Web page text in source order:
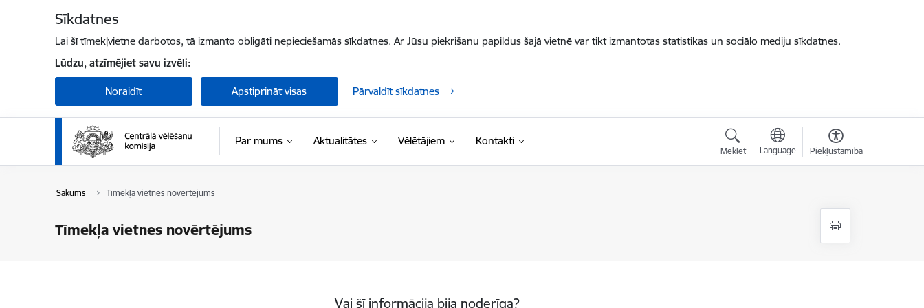
Sīkdatnes
Lai šī tīmekļvietne darbotos, tā izmanto obligāti nepieciešamās sīkdatnes. Ar Jūsu piekrišanu papildus šajā vietnē var tikt izmantotas statistikas un sociālo mediju sīkdatnes.
Lūdzu, atzīmējiet savu izvēli:
Noraidīt Apstiprināt visas Pārvaldīt sīkdatnes
Par mums Aktualitātes Vēlētājiem Kontakti
Meklēt Language Piekļūstamība
Sākums Tīmekļa vietnes novērtējums
Tīmekļa vietnes novērtējums
Vai šī informācija bija noderīga?